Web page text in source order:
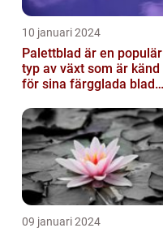
10 januari 2024
Palettblad är en populär
typ av växt som är känd
för sina färgglada blad
egenskaper...
09 januari 2024